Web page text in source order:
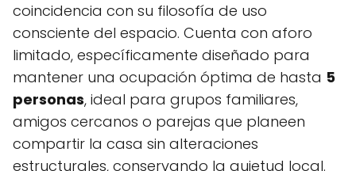
coincidencia con su filosofía de uso
consciente del espacio. Cuenta con aforo
limitado, específicamente diseñado para
mantener una ocupación óptima de hasta 5
personas, ideal para grupos familiares,
amigos cercanos o parejas que planeen
compartir la casa sin alteraciones
estructurales, conservando la quietud local.